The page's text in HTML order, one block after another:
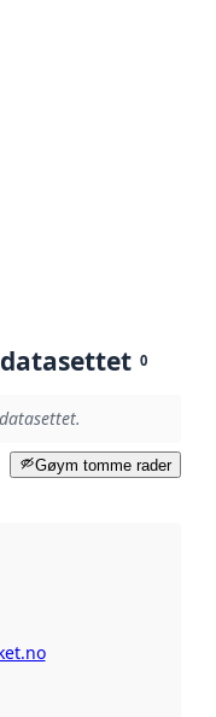
0
Gøym tomme rader